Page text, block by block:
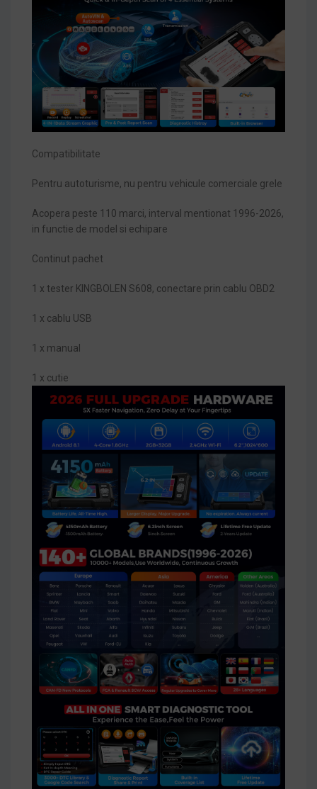
Compatibilitate
Pentru autoturisme, nu pentru vehicule comerciale grele
Acopera peste 110 marci, interval mentionat 1996-2026,
in functie de model si echipare
Continut pachet
1 x tester KINGBOLEN S608, conectare prin cablu OBD2
1 x cablu USB
1 x manual
1 x cutie